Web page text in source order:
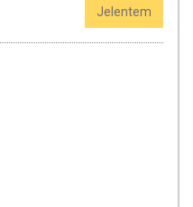
Jelentem